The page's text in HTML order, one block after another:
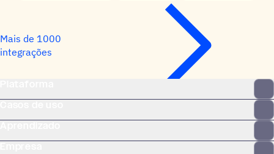
Mais de 1000
integrações